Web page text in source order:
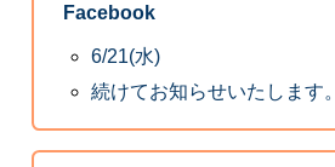
Facebook
6/21(水)
続けてお知らせいたします。